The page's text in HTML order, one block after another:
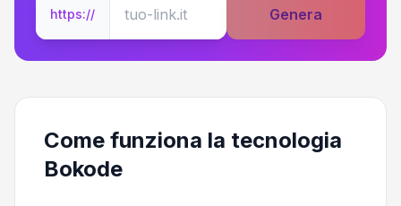
https:// Genera
Come funziona la tecnologia
Bokode